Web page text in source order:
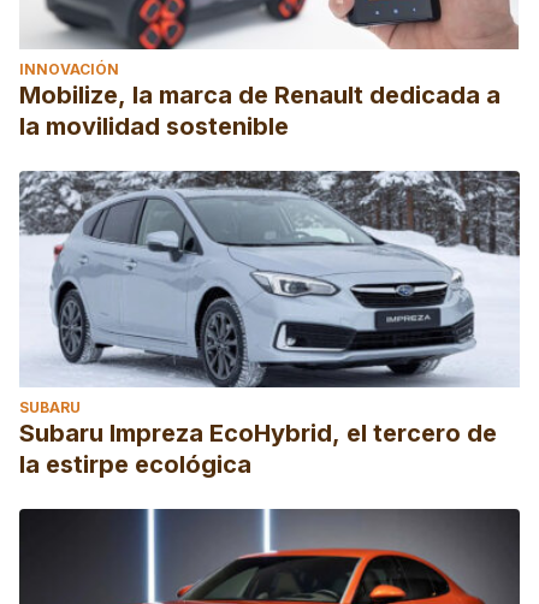
INNOVACIÓN
Mobilize, la marca de Renault dedicada a
la movilidad sostenible
SUBARU
Subaru Impreza EcoHybrid, el tercero de
la estirpe ecológica